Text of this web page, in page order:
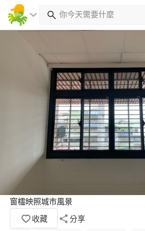
窗櫺映照城市風景
收藏
分享